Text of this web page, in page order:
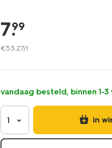
verzorging/haarverzorging/
conditioner-
7.
99
€53.27/l
vandaag besteld, binnen 1-3
1 in